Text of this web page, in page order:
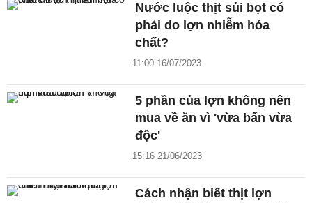
Nước luộc thịt sủi bọt có
phải do lợn nhiễm hóa
chất?
11:00 16/07/2023
5 phần của lợn không nên
mua về ăn vì 'vừa bẩn vừa
độc'
15:16 21/06/2023
Cách nhận biết thịt lợn